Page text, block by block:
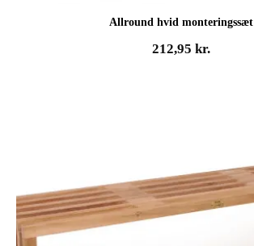
Allround hvid monteringssæt
212,95 kr.